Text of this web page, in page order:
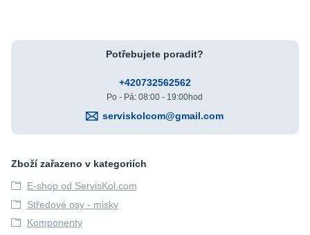
Potřebujete poradit?
+420732562562
Po - Pá: 08:00 - 19:00hod
serviskolcom@gmail.com
Zboží zařazeno v kategoriích
E-shop od ServisKol.com
Středové osy - misky
Komponenty